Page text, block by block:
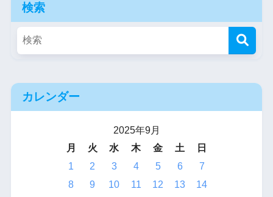
検索
カレンダー
2025年9月
月
火 水 木 金 土
日
1
2 3 4 5 6
7
8
9 10 11 12 13
14